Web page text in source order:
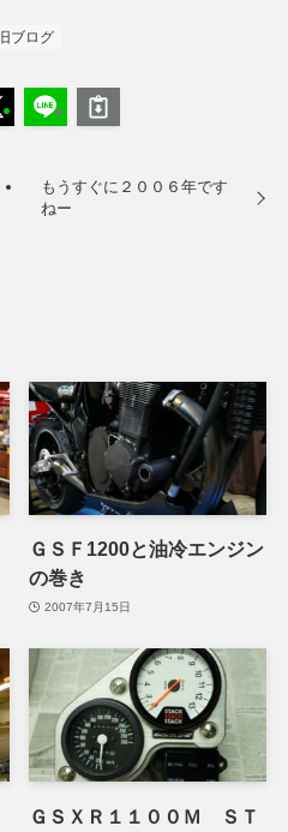
旧ブログ
もうすぐに２００６年です
ねー
ＧＳＦ1200と油冷エンジン
の巻き
2007年7月15日
ＧＳＸＲ１１００Ｍ ＳＴ